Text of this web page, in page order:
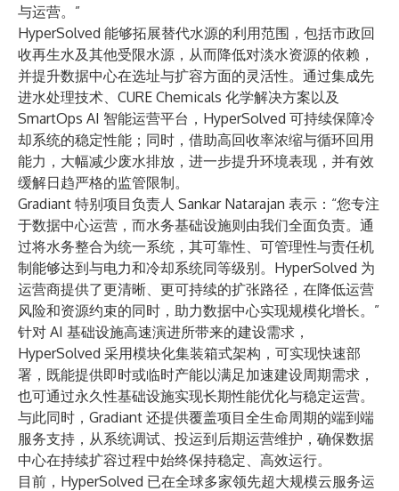
与运营。”
HyperSolved 能够拓展替代水源的利用范围，包括市政回
收再生水及其他受限水源，从而降低对淡水资源的依赖，
并提升数据中心在选址与扩容方面的灵活性。通过集成先
进水处理技术、 CURE Chemicals 化学解决方案以及
SmartOps AI 智能运营平台，HyperSolved 可持续保障冷
却系统的稳定性能；同时，借助高回收率浓缩与循环回用
能力，大幅减少废水排放，进一步提升环境表现，并有效
缓解日趋严格的监管限制。
Gradiant 特别项目负责人 Sankar Natarajan 表示：“您专注
于数据中心运营，而水务基础设施则由我们全面负责。通
过将水务整合为统一系统，其可靠性、可管理性与责任机
制能够达到与电力和冷却系统同等级别。HyperSolved 为
运营商提供了更清晰、更可持续的扩张路径，在降低运营
风险和资源约束的同时，助力数据中心实现规模化增长。”
针对 AI 基础设施高速演进所带来的建设需求，
HyperSolved 采用模块化集装箱式架构，可实现快速部
署，既能提供即时或临时产能以满足加速建设周期需求，
也可通过永久性基础设施实现长期性能优化与稳定运营。
与此同时，Gradiant 还提供覆盖项目全生命周期的端到端
服务支持，从系统调试、投运到后期运营维护，确保数据
中心在持续扩容过程中始终保持稳定、高效运行。
目前，HyperSolved 已在全球多家领先超大规模云服务运